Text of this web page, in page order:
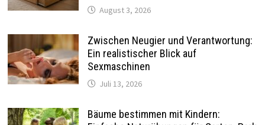
August 3, 2026
Zwischen Neugier und Verantwortung:
Ein realistischer Blick auf
Sexmaschinen
Juli 13, 2026
Bäume bestimmen mit Kindern: